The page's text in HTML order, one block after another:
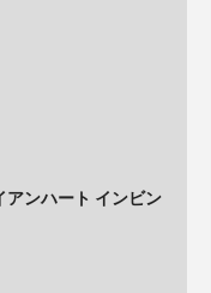
アンハート インビン